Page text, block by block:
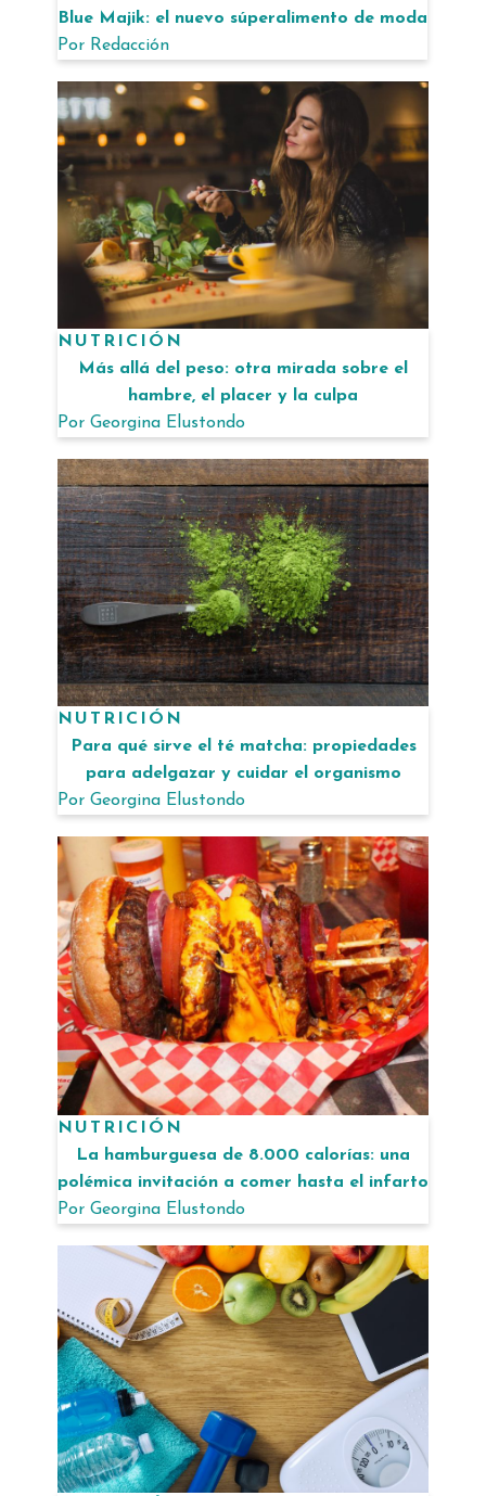
Blue Majik: el nuevo súperalimento de moda
Por Redacción
NUTRICIÓN
Más allá del peso: otra mirada sobre el
hambre, el placer y la culpa
Por Georgina Elustondo
NUTRICIÓN
Para qué sirve el té matcha: propiedades
para adelgazar y cuidar el organismo
Por Georgina Elustondo
NUTRICIÓN
La hamburguesa de 8.000 calorías: una
polémica invitación a comer hasta el infarto
Por Georgina Elustondo